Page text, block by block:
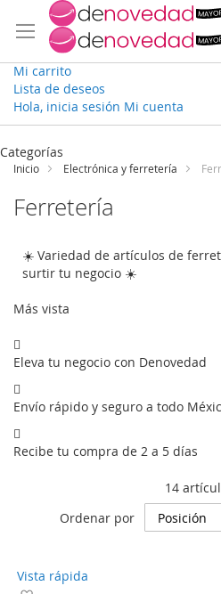
Mi carrito
Lista de deseos
Hola, inicia sesión Mi cuenta
Ir
contenido
Categorías
Inicio Electrónica y ferretería
Ferretería
☀️ Variedad de artículos de
surtir tu negocio ☀️
Más vista
Eleva tu negocio con Denovedad
Envío rápido y seguro a todo
Recibe tu compra de 2 a 5 días
14
Ordenar por
Vista rápida